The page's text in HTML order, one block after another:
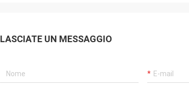
LASCIATE UN MESSAGGIO